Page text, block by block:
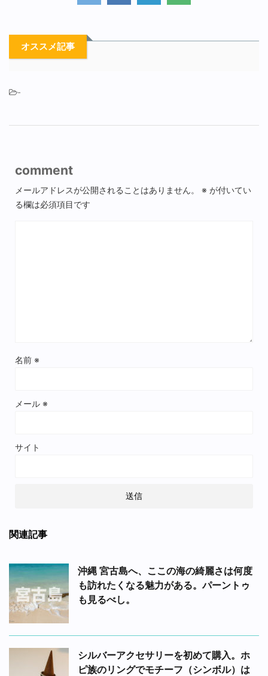
オススメ記事
-
comment
メールアドレスが公開されることはありません。 ※ が付いてい
る欄は必須項目です
名前 ※
メール ※
サイト
関連記事
沖縄 宮古島へ、ここの海の綺麗さは何度
も訪れたくなる魅力がある。パーントゥ
も見るべし。
シルバーアクセサリーを初めて購入。ホ
ピ族のリングでモチーフ（シンボル）は